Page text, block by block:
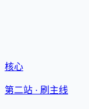
核心
第二站 · 刷主线